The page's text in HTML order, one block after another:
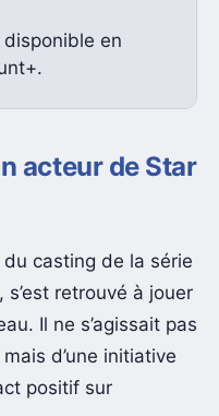
en
acteur de Star
casting de la série
, s’est retrouvé à jouer
Il ne s’agissait pas
d’une initiative
positif sur